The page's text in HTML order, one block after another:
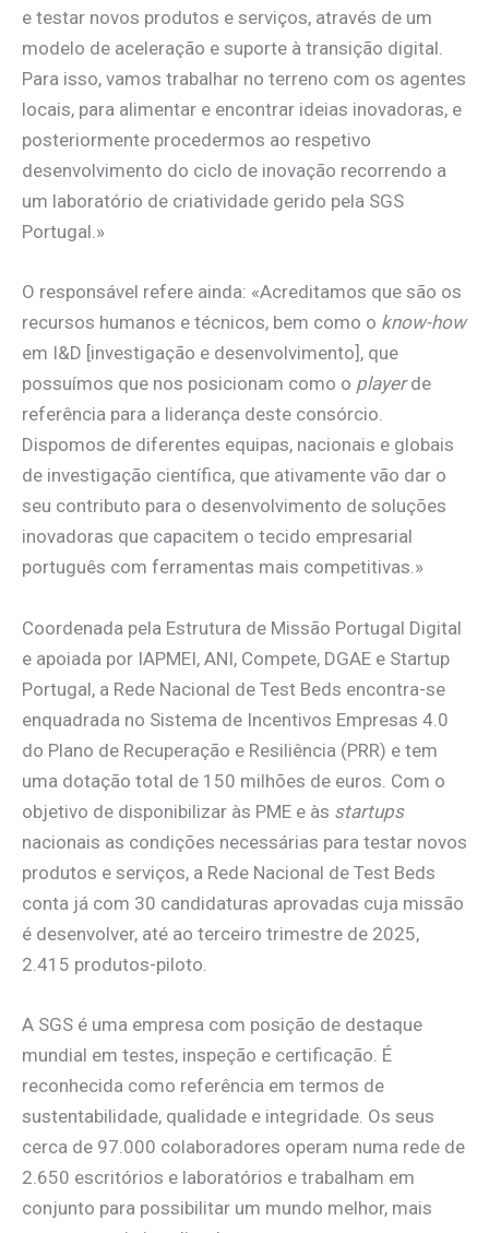
e testar novos produtos e serviços, através de um
modelo de aceleração e suporte à transição digital.
Para isso, vamos trabalhar no terreno com os agentes
locais, para alimentar e encontrar ideias inovadoras, e
posteriormente procedermos ao respetivo
desenvolvimento do ciclo de inovação recorrendo a
um laboratório de criatividade gerido pela SGS
Portugal.»
O responsável refere ainda: «Acreditamos que são os
recursos humanos e técnicos, bem como o know-how
em I&D [investigação e desenvolvimento], que
possuímos que nos posicionam como o playerde
referência para a liderança deste consórcio.
Dispomos de diferentes equipas, nacionais e globais
de investigação científica, que ativamente vão dar o
seu contributo para o desenvolvimento de soluções
inovadoras que capacitem o tecido empresarial
português com ferramentas mais competitivas.»
Coordenada pela Estrutura de Missão Portugal Digital
e apoiada por IAPMEI, ANI, Compete, DGAE e Startup
Portugal, a Rede Nacional de Test Beds encontra-se
enquadrada no Sistema de Incentivos Empresas 4.0
do Plano de Recuperação e Resiliência (PRR) e tem
uma dotação total de 150 milhões de euros. Com o
objetivo de disponibilizar às PME e às startups
nacionais as condições necessárias para testar novos
produtos e serviços, a Rede Nacional de Test Beds
conta já com 30 candidaturas aprovadas cuja missão
é desenvolver, até ao terceiro trimestre de 2025,
2.415 produtos-piloto.
A SGS é uma empresa com posição de destaque
mundial em testes, inspeção e certificação. É
reconhecida como referência em termos de
sustentabilidade, qualidade e integridade. Os seus
cerca de 97.000 colaboradores operam numa rede de
2.650 escritórios e laboratórios e trabalham em
conjunto para possibilitar um mundo melhor, mais